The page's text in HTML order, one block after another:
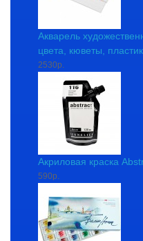
Акварель
цвета, кюветы,
2530р.
Акриловая краска
590р.